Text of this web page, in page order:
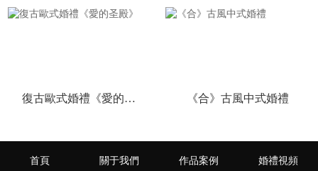
復古歐式婚禮《愛的圣殿》 《合》古風中式婚禮
首頁 關于我們 作品案例 婚禮視頻